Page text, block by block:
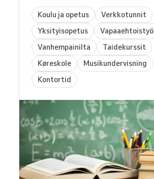
Koulu ja opetus
Verkkotunnit
Yksityisopetus
Vapaaehtoistyö
Vanhempainilta
Taidekurssit
Køreskole
Musikundervisning
Kontortid